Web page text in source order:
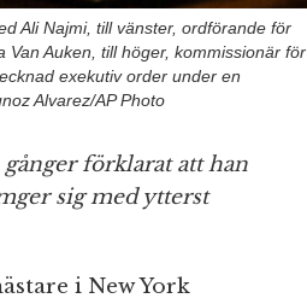
Ali Najmi, till vänster, ordförande för
Auken, till höger, kommissionär för
exekutiv order under en
Alvarez/AP Photo
förklarat att han
sig med ytterst
i New York